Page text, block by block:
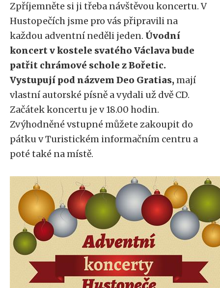
Zpříjemněte si ji třeba návštěvou koncertu. V
Hustopečích jsme pro vás připravili na
každou adventní neděli jeden. Úvodní
koncert v kostele svatého Václava bude
patřit chrámové schole z Bořetic.
Vystupují pod názvem Deo Gratias,mají
vlastní autorské písně a vydali už dvě CD.
Začátek koncertu je v 18.00 hodin.
Zvýhodněné vstupné můžete zakoupit do
pátku v Turistickém informačním centru a
poté také na místě.